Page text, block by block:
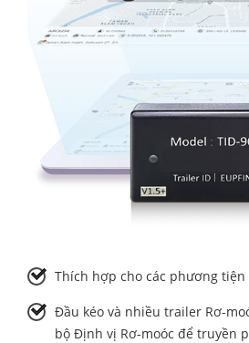
Thích hợp cho các phương
Đầu kéo và nhiều trailer Rơ-
bộ Định vị Rơ-moóc để truyền